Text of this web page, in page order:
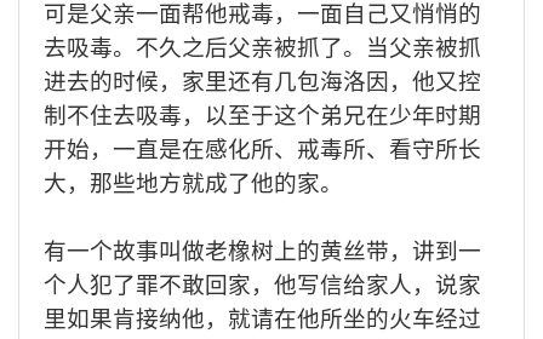
可是父亲一面帮他戒毒，一面自己又悄悄的
去吸毒。不久之后父亲被抓了。当父亲被抓
进去的时候，家里还有几包海洛因，他又控
制不住去吸毒，以至于这个弟兄在少年时期
开始，一直是在感化所、戒毒所、看守所长
大，那些地方就成了他的家。
有一个故事叫做老橡树上的黄丝带，讲到一
个人犯了罪不敢回家，他写信给家人，说家
里如果肯接纳他，就请在他所坐的火车经过